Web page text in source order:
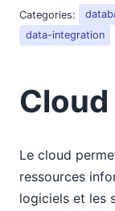
Categories:
data-integration
Cloud
Le cloud
ressources
logiciels et les